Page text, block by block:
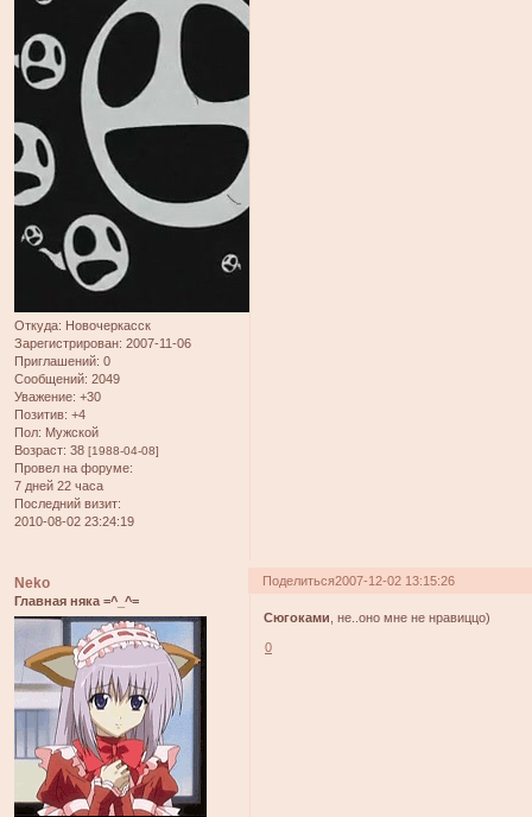
Откуда: Новочеркасск
Зарегистрирован: 2007-11-06
Приглашений: 0
Сообщений: 2049
Уважение: +30
Позитив: +4
Пол: Мужской
Возраст: 38 [1988-04-08]
Провел на форуме:
7 дней 22 часа
Последний визит:
2010-08-02 23:24:19
Поделиться2007-12-02 13:15:26
Neko
Главная няка =^_^=
Сюгоками , не..оно мне не нравиццо)
0